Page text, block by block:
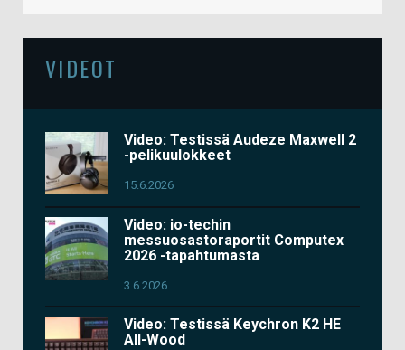
VIDEOT
Video: Testissä Audeze Maxwell 2
-pelikuulokkeet
15.6.2026
Video: io-techin
messuosastoraportit Computex
2026 -tapahtumasta
3.6.2026
Video: Testissä Keychron K2 HE
All-Wood